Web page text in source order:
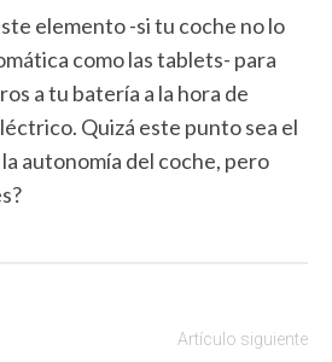
elemento -si tu coche no lo
como las tablets- para
a tu batería a la hora de
Quizá este punto sea el
autonomía del coche, pero
Artículo siguiente